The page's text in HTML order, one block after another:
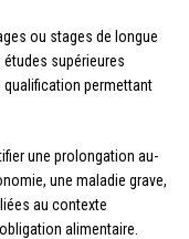
ou stages de longue
supérieures
qualification permettant
une prolongation au-
une maladie grave,
au contexte
alimentaire.